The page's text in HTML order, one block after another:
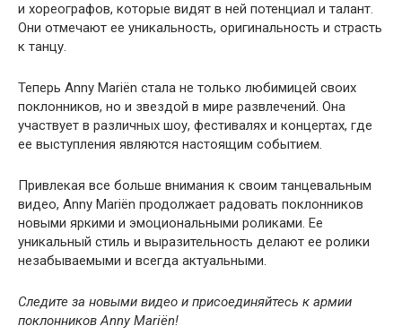
и хореографов, которые видят в ней потенциал и талант.
Они отмечают ее уникальность, оригинальность и страсть
к танцу.
Теперь Anny Mariën стала не только любимицей своих
поклонников, но и звездой в мире развлечений. Она
участвует в различных шоу, фестивалях и концертах, где
ее выступления являются настоящим событием.
Привлекая все больше внимания к своим танцевальным
видео, Anny Mariën продолжает радовать поклонников
новыми яркими и эмоциональными роликами. Ее
уникальный стиль и выразительность делают ее ролики
незабываемыми и всегда актуальными.
Следите за новыми видео и присоединяйтесь к армии
поклонников Anny Mariën!